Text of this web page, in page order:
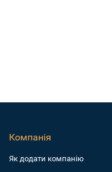
Компанія
Як додати компанiю